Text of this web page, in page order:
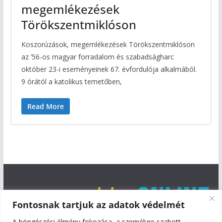
Fontosnak tartjuk az adatok védelmét
megemlékezések
Törökszentmiklóson
Koszorúzások, megemlékezések Törökszentmiklóson
az ’56-os magyar forradalom és szabadságharc
október 23-i eseményeinek 67. évfordulója alkalmából.
9 órától a katolikus temetőben,
Read More